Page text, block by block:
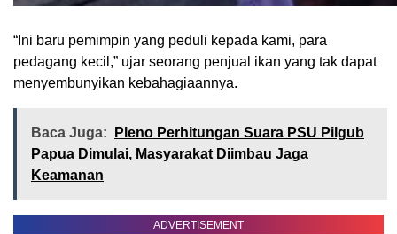
“Ini baru pemimpin yang peduli kepada kami, para
pedagang kecil,” ujar seorang penjual ikan yang tak dapat
menyembunyikan kebahagiaannya.
Baca Juga:
Pleno Perhitungan Suara PSU Pilgub
Papua Dimulai, Masyarakat Diimbau Jaga
Keamanan
ADVERTISEMENT